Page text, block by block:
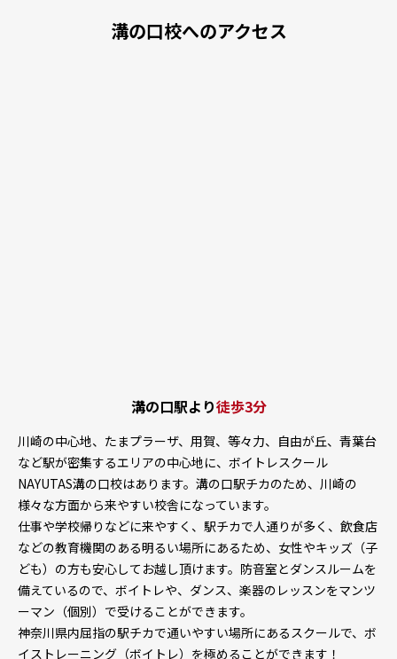
溝の口校へのアクセス
溝の口駅より徒歩3分
川崎の中心地、たまプラーザ、用賀、等々力、自由が丘、青葉台
など駅が密集するエリアの中心地に、ボイトレスクール
NAYUTAS溝の口校はあります。溝の口駅チカのため、川崎の
様々な方面から来やすい校舎になっています。
仕事や学校帰りなどに来やすく、駅チカで人通りが多く、飲食店
などの教育機関のある明るい場所にあるため、女性やキッズ（子
ども）の方も安心してお越し頂けます。防音室とダンスルームを
備えているので、ボイトレや、ダンス、楽器のレッスンをマンツ
ーマン（個別）で受けることができます。
神奈川県内屈指の駅チカで通いやすい場所にあるスクールで、ボ
イストレーニング（ボイトレ）を極めることができます！